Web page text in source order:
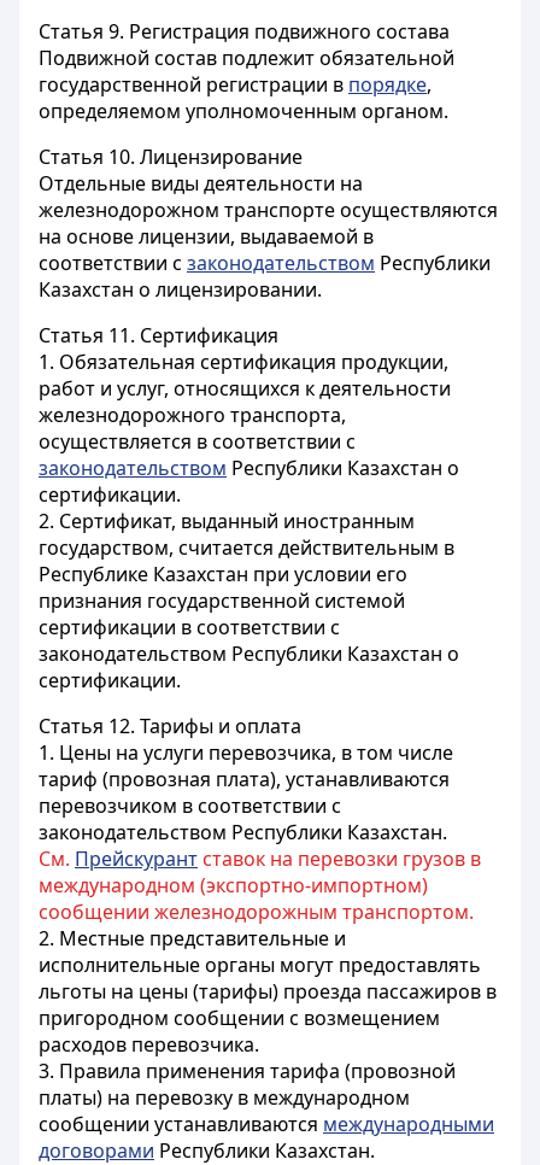
Статья 9. Регистрация подвижного состава
Подвижной состав подлежит обязательной
государственной регистрации в порядке,
определяемом уполномоченным органом.
Статья 10. Лицензирование
Отдельные виды деятельности на
железнодорожном транспорте осуществляются
на основе лицензии, выдаваемой в
соответствии с законодательством Республики
Казахстан о лицензировании.
Статья 11. Сертификация
1. Обязательная сертификация продукции,
работ и услуг, относящихся к деятельности
железнодорожного транспорта,
осуществляется в соответствии с
законодательством Республики Казахстан о
сертификации.
2. Сертификат, выданный иностранным
государством, считается действительным в
Республике Казахстан при условии его
признания государственной системой
сертификации в соответствии с
законодательством Республики Казахстан о
сертификации.
Статья 12. Тарифы и оплата
1. Цены на услуги перевозчика, в том числе
тариф (провозная плата), устанавливаются
перевозчиком в соответствии с
законодательством Республики Казахстан.
См. Прейскурант ставок на перевозки грузов в
международном (экспортно-импортном)
сообщении железнодорожным транспортом.
2. Местные представительные и
исполнительные органы могут предоставлять
льготы на цены (тарифы) проезда пассажиров в
пригородном сообщении с возмещением
расходов перевозчика.
3. Правила применения тарифа (провозной
платы) на перевозку в международном
сообщении устанавливаются международными
договорами Республики Казахстан.